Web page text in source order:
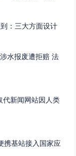
：三大方面设计
水报废遭拒赔 法
代新闻网站因人类
携基站接入国家应